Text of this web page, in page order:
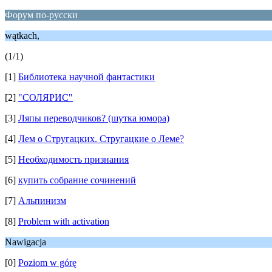
Форум по-русски
wątkach,
(1/1)
[1] Библиотека научной фантастики
[2] "СОЛЯРИС"
[3] Ляпы переводчиков? (шутка юмора)
[4] Лем о Стругацких. Стругацкие о Леме?
[5] Необходимость признания
[6] купить собрание сочинений
[7] Альпинизм
[8] Problem with activation
Nawigacja
[0] Poziom w górę